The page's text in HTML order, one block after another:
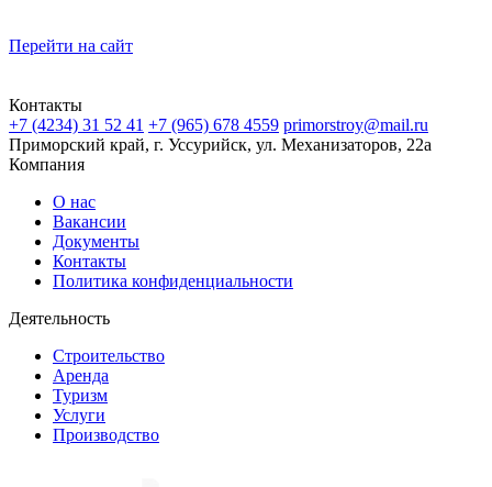
Перейти на сайт
Контакты
+7 (4234) 31 52 41 +7 (965) 678 4559 primorstroy@mail.ru
Приморский край, г. Уссурийск, ул. Механизаторов, 22а
Компания
О нас
Вакансии
Документы
Контакты
Политика конфиденциальности
Деятельность
Строительство
Аренда
Туризм
Услуги
Производство